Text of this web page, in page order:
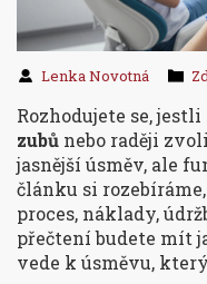
Lenka Novotná
Rozhodujete se,
zubů nebo raději
jasnější úsměv, ale
článku si
proces, náklady,
přečtení budete mít
vede k úsměvu,